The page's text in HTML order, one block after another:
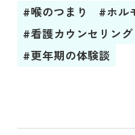
#喉のつまり
#ホル
#看護カウンセリング
#更年期の体験談